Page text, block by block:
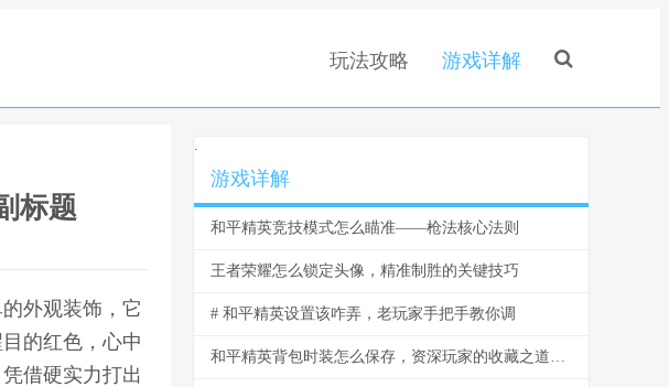
玩法攻略 游戏详解
标题
外观装饰，它
的红色，心中
借硬实力打出
.
游戏详解
和平精英竞技模式怎么瞄准——枪法核心法则
王者荣耀怎么锁定头像，精准制胜的关键技巧
# 和平精英设置该咋弄，老玩家手把手教你调
和平精英背包时装怎么保存，资深玩家的收藏之道，副标题，虚拟衣橱的永恒艺术